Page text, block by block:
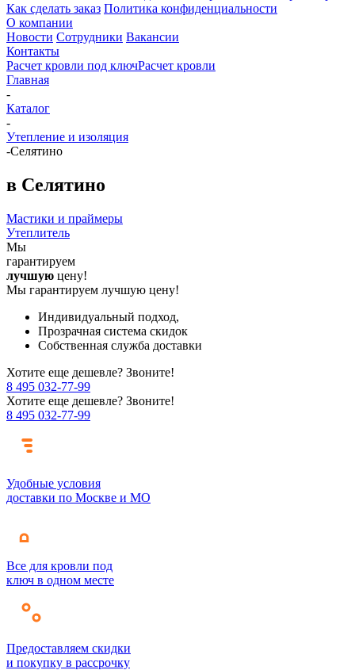
Как сделать заказ Политика конфиденциальности
О компании
Новости Сотрудники Вакансии
Контакты
Расчет кровли под ключРасчет кровли
Главная
-
Каталог
-
Утепление и изоляция
-Селятино
в Селятино
Мастики и праймеры
Утеплитель
Мы
гарантируем
лучшую цену!
Мы гарантируем лучшую цену!
Индивидуальный подход,
Прозрачная система скидок
Собственная служба доставки
Хотите еще дешевле? Звоните!
8 495 032-77-99
Хотите еще дешевле? Звоните!
8 495 032-77-99
Удобные условия
доставки по Москве и МО
Все для кровли под
ключ в одном месте
Предоставляем скидки
и покупку в рассрочку